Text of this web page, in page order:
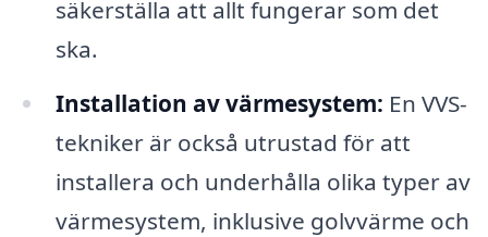
säkerställa att allt fungerar som det
ska.
Installation av värmesystem: En VVS-
tekniker är också utrustad för att
installera och underhålla olika typer av
värmesystem, inklusive golvvärme och